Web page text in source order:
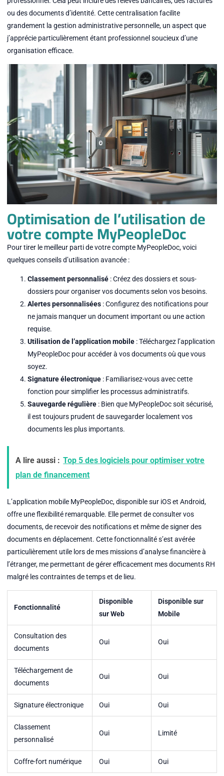
ou des documents d’identité. Cette centralisation facilite
grandement la gestion administrative personnelle, un aspect que
j’apprécie particulièrement étant professionnel soucieux d’une
organisation efficace.
Optimisation de l’utilisation de
votre compte MyPeopleDoc
Pour tirer le meilleur parti de votre compte MyPeopleDoc, voici
quelques conseils d’utilisation avancée :
Classement personnalisé: Créez des dossiers et sous-
dossiers pour organiser vos documents selon vos besoins.
Alertes personnalisées: Configurez des notifications pour
ne jamais manquer un document important ou une action
requise.
Utilisation de l’application mobile: Téléchargez l’application
MyPeopleDoc pour accéder à vos documents où que vous
soyez.
Signature électronique: Familiarisez-vous avec cette
fonction pour simplifier les processus administratifs.
Sauvegarde régulière: Bien que MyPeopleDoc soit sécurisé,
il est toujours prudent de sauvegarder localement vos
documents les plus importants.
A lire aussi : Top 5 des logiciels pour optimiser votre
plan de financement
L’application mobile MyPeopleDoc, disponible sur iOS et Android,
offre une flexibilité remarquable. Elle permet de consulter vos
documents, de recevoir des notifications et même de signer des
documents en déplacement. Cette fonctionnalité s’est avérée
particulièrement utile lors de mes missions d’analyse financière à
l’étranger, me permettant de gérer efficacement mes documents RH
malgré les contraintes de temps et de lieu.
Fonctionnalité
Disponible
sur Web
Disponible sur
Mobile
Consultation des
documents
Oui Oui
Téléchargement de
documents
Oui Oui
Signature électronique Oui Oui
Classement
personnalisé
Oui Limité
Coffre-fort numérique Oui Oui